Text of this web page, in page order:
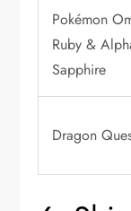
Pokémon
Ruby &
Sapphire
Dragon